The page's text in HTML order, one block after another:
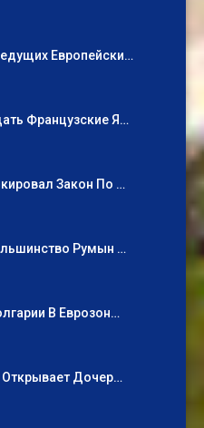
Европейски…
Французские Я…
Закон По …
Румын …
В Еврозон…
Открывает Дочер…